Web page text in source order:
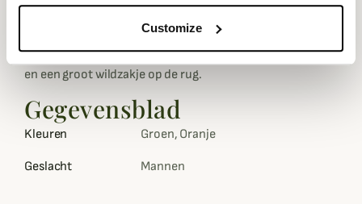
Customize
bescherming.
De Springtrack2 van Stagunt is verkrijgbaar in twee
kleuren. Dit zeer functionele vest heeft 4 zakken met rits
en een groot wildzakje op de rug.
Gegevensblad
Kleuren Groen, Oranje
Geslacht Mannen